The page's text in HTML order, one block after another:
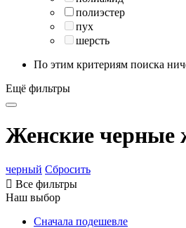
полиэстер
пух
шерсть
По этим критериям поиска
Ещё фильтры
Женские черные
черный Сбросить
 Все фильтры
Наш выбор
Сначала подешевле